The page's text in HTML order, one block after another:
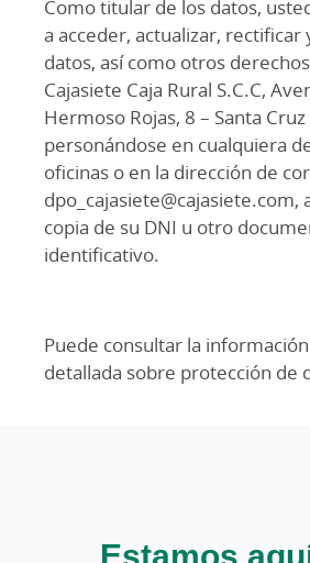
Como titular de los datos,
a acceder, actualizar,
datos, así como otros
Cajasiete Caja Rural S.C.C,
Hermoso Rojas, 8 – Santa
personándose en cualquiera
oficinas o en la dirección de
dpo_cajasiete@cajasiete.com,
copia de su DNI u otro
identificativo.
Puede consultar la
detallada sobre protección de